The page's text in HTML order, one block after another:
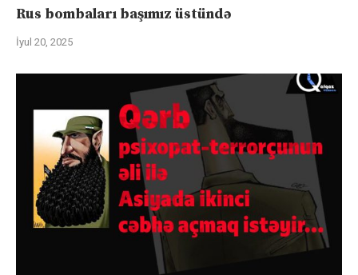
Rus bombaları başımız üstündə
İyul 20, 2025